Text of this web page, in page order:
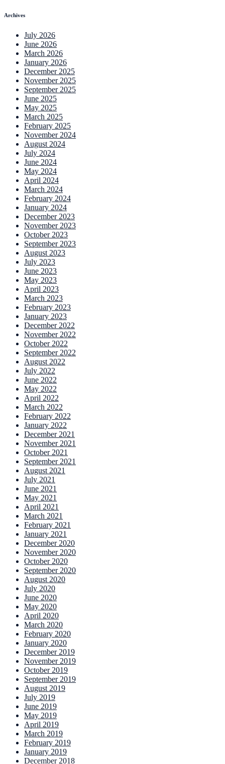
Archives
July 2026
June 2026
March 2026
January 2026
December 2025
November 2025
September 2025
June 2025
May 2025
March 2025
February 2025
November 2024
August 2024
July 2024
June 2024
May 2024
April 2024
March 2024
February 2024
January 2024
December 2023
November 2023
October 2023
September 2023
August 2023
July 2023
June 2023
May 2023
April 2023
March 2023
February 2023
January 2023
December 2022
November 2022
October 2022
September 2022
August 2022
July 2022
June 2022
May 2022
April 2022
March 2022
February 2022
January 2022
December 2021
November 2021
October 2021
September 2021
August 2021
July 2021
June 2021
May 2021
April 2021
March 2021
February 2021
January 2021
December 2020
November 2020
October 2020
September 2020
August 2020
July 2020
June 2020
May 2020
April 2020
March 2020
February 2020
January 2020
December 2019
November 2019
October 2019
September 2019
August 2019
July 2019
June 2019
May 2019
April 2019
March 2019
February 2019
January 2019
December 2018